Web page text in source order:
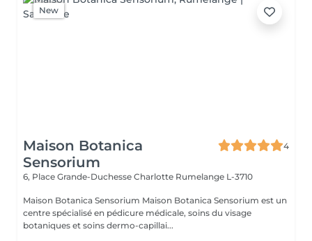
New
Maison Botanica
Sensorium
4
6, Place Grande-Duchesse Charlotte Rumelange L-3710
Maison Botanica Sensorium Maison Botanica Sensorium est un
centre spécialisé en pédicure médicale, soins du visage
botaniques et soins dermo-capillai...